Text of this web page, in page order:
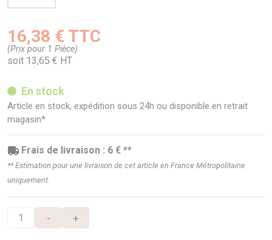
16,38 € TTC
(Prix pour 1 Pièce)
soit 13,65 € HT
En stock
Article en stock, expédition sous 24h ou disponible en retrait
magasin*
Frais de livraison : 6 € **
** Estimation pour une livraison de cet article en France Métropolitaine
uniquement.
- +